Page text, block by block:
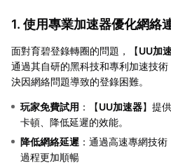
1. 使用專業加速器優化網絡
面對育碧登錄轉圈的問題，【UU加
通過其自研的黑科技和專利加速技
決因網絡問題導致的登錄困難。
玩家免費試用 ：【UU加速器】提
卡頓、降低延遲的效能。
降低網絡延遲 ：通過高速專網技
過程更加順暢